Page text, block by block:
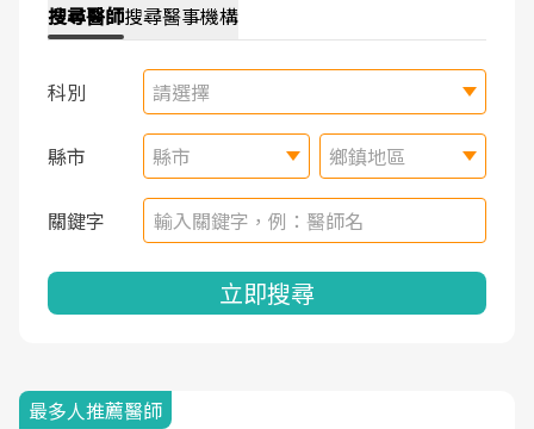
搜尋醫師搜尋醫事機構
科別 請選擇
縣市 縣市 鄉鎮地區
關鍵字
立即搜尋
最多人推薦醫師